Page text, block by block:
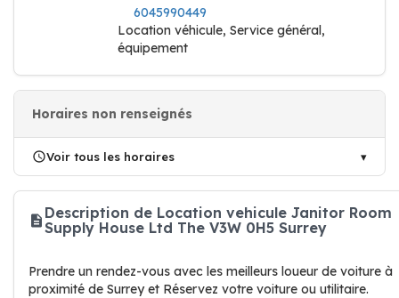
6045990449
Location véhicule, Service général,
équipement
Horaires non renseignés
Voir tous les horaires
Description de Location vehicule Janitor Room
Supply House Ltd The V3W 0H5 Surrey
Prendre un rendez-vous avec les meilleurs loueur de voiture à
proximité de Surrey et Réservez votre voiture ou utilitaire.